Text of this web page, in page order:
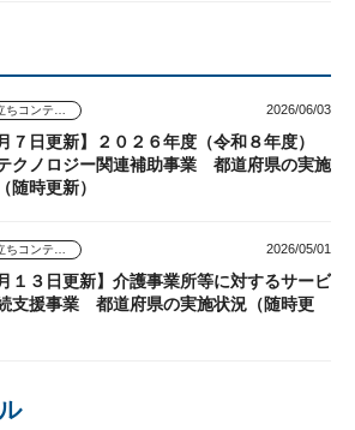
お役立ちコンテンツ 2026/06/03
月７日更新】２０２６年度（令和８年度）
クノロジー関連補助事業 都道府県の実施
随時更新）
お役立ちコンテンツ 2026/05/01
月１３日更新】介護事業所等に対するサービ
支援事業 都道府県の実施状況（随時更